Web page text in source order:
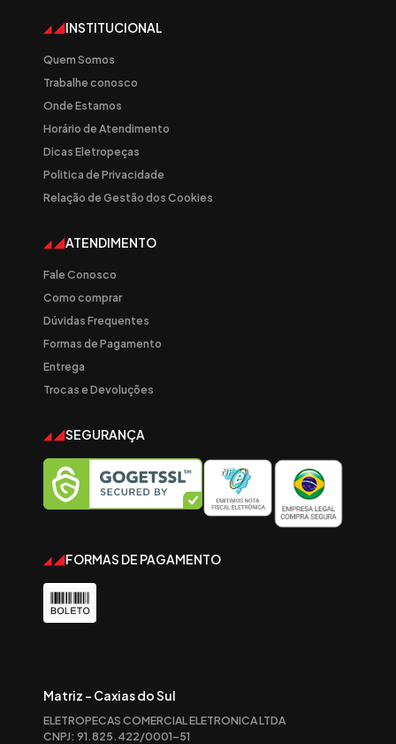
INSTITUCIONAL
Quem Somos
Trabalhe conosco
Onde Estamos
Horário de Atendimento
Dicas Eletropeças
Politica de Privacidade
Relação de Gestão dos Cookies
ATENDIMENTO
Fale Conosco
Como comprar
Dúvidas Frequentes
Formas de Pagamento
Entrega
Trocas e Devoluções
SEGURANÇA
FORMAS DE PAGAMENTO
Matriz - Caxias do Sul
ELETROPECAS COMERCIAL ELETRONICA LTDA
CNPJ: 91.825.422/0001-51